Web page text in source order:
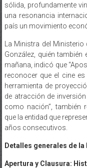
sólida, profundamente
una resonancia
país un movimiento
La Ministra del
González, quién
mañana, indicó que
reconocer que el cine
herramienta de
de atracción de
como nación”, también
que la entidad que
años consecutivos.
Detalles generales de
Apertura y Clausura: